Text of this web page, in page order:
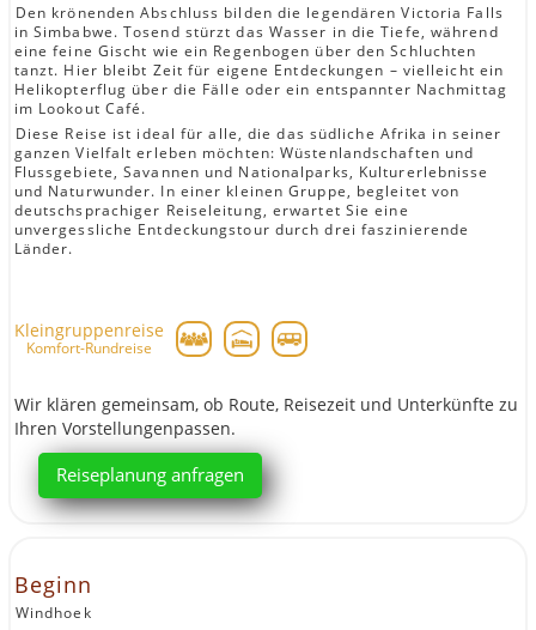
Den krönenden Abschluss bilden die legendären Victoria Falls
in Simbabwe. Tosend stürzt das Wasser in die Tiefe, während
eine feine Gischt wie ein Regenbogen über den Schluchten
tanzt. Hier bleibt Zeit für eigene Entdeckungen – vielleicht ein
Helikopterflug über die Fälle oder ein entspannter Nachmittag
im Lookout Café.
Diese Reise ist ideal für alle, die das südliche Afrika in seiner
ganzen Vielfalt erleben möchten: Wüstenlandschaften und
Flussgebiete, Savannen und Nationalparks, Kulturerlebnisse
und Naturwunder. In einer kleinen Gruppe, begleitet von
deutschsprachiger Reiseleitung, erwartet Sie eine
unvergessliche Entdeckungstour durch drei faszinierende
Länder.
Kleingruppenreise
Komfort-Rundreise
Wir klären gemeinsam, ob Route, Reisezeit und Unterkünfte zu
Ihren Vorstellungenpassen.
Reiseplanung anfragen
Beginn
Windhoek